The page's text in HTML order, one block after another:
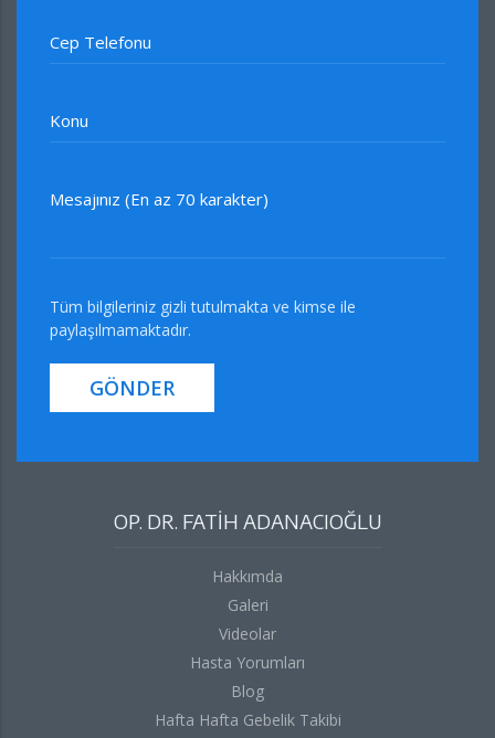
Cep Telefonu
Konu
Mesajınız (En az 70 karakter)
Tüm bilgileriniz gizli tutulmakta ve kimse ile
paylaşılmamaktadır.
GÖNDER
OP. DR. FATİH ADANACIOĞLU
Hakkımda
Galeri
Videolar
Hasta Yorumları
Blog
Hafta Hafta Gebelik Takibi